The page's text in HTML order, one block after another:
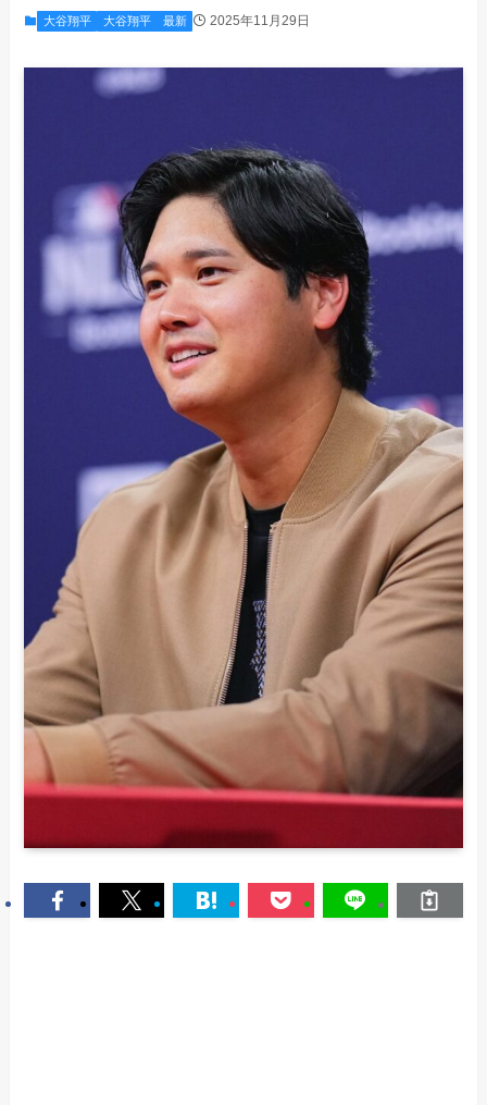
大谷翔平 大谷翔平 最新 2025年11月29日